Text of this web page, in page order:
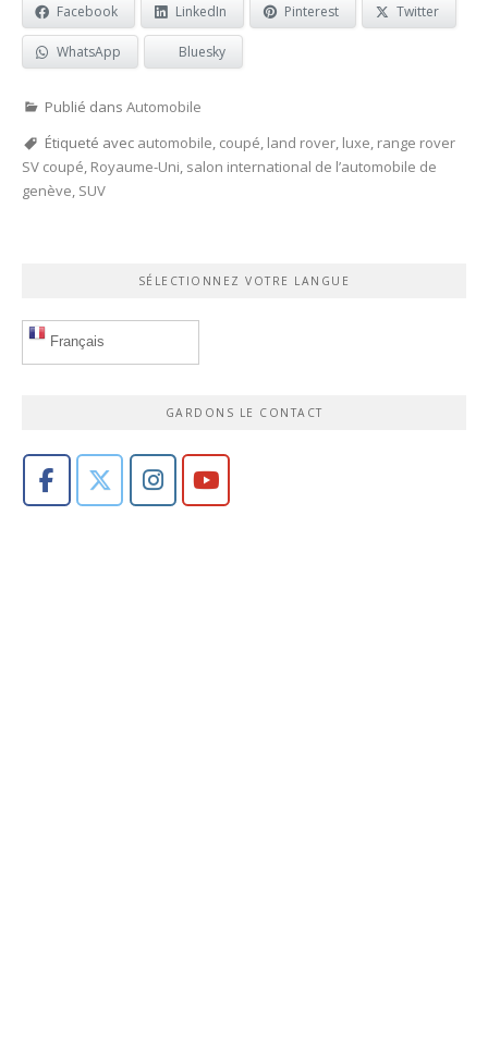
Facebook LinkedIn Pinterest Twitter
WhatsApp Bluesky
Publié dans Automobile
Étiqueté avec automobile, coupé, land rover, luxe, range rover
SV coupé, Royaume-Uni, salon international de l’automobile de
genève, SUV
SÉLECTIONNEZ VOTRE LANGUE
Français
GARDONS LE CONTACT